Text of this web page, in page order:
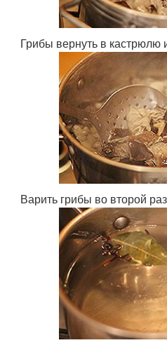
Грибы вернуть в кастрюлю
Варить грибы во второй